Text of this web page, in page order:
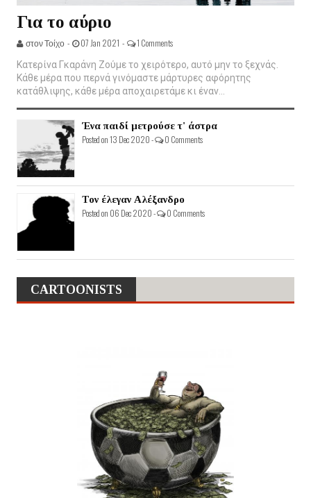
Για το αύριο
στον Τοίχο - 07 Jan 2021 - 1 Comments
Κατερίνα Γκαράνη Ζούμε το χειρότερο, αυτό μην το ξεχνάς.
Κάθε μέρα που περνά γινόμαστε μάρτυρες αφόρητης
κατάθλιψης, κάθε μέρα αποχαιρετάμε κι έναν...
Ένα παιδί μετρούσε τ' άστρα
Posted on 13 Dec 2020 - 0 Comments
Τον έλεγαν Αλέξανδρο
Posted on 06 Dec 2020 - 0 Comments
CARTOONISTS